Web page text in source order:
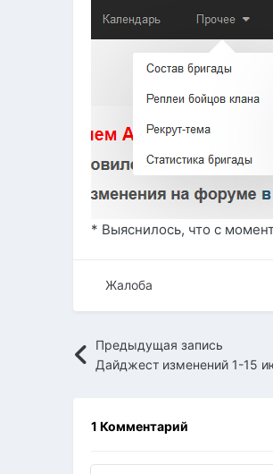
* Выяснилось, что с
Жалоба
Предыдущая запись
Дайджест изменений 1-15
1 Комментарий